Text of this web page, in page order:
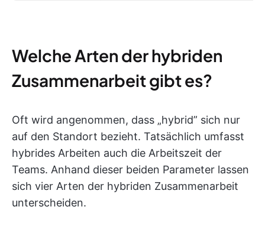
Welche Arten der hybriden
Zusammenarbeit gibt es?
Oft wird angenommen, dass „hybrid” sich nur
auf den Standort bezieht. Tatsächlich umfasst
hybrides Arbeiten auch die Arbeitszeit der
Teams. Anhand dieser beiden Parameter lassen
sich vier Arten der hybriden Zusammenarbeit
unterscheiden.